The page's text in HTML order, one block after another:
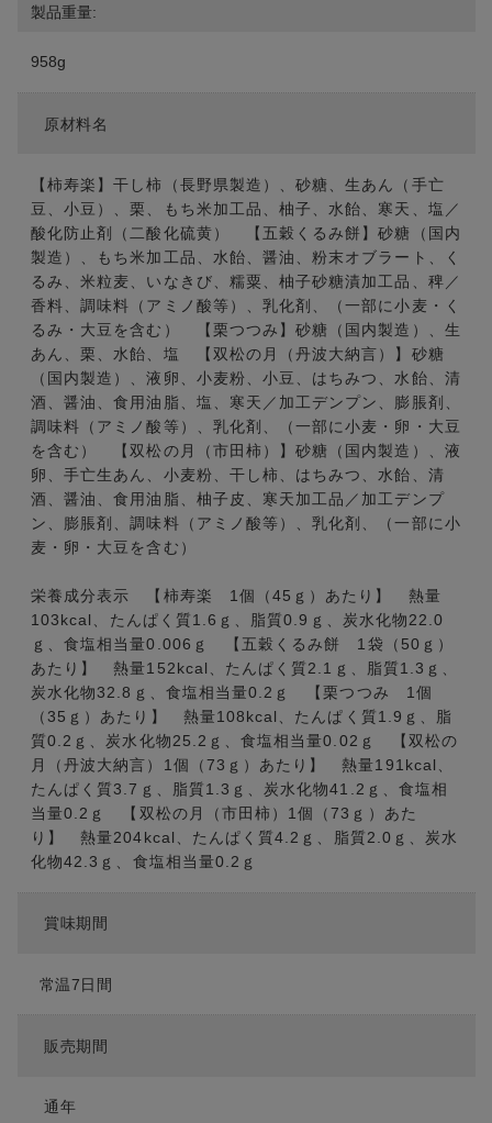
製品重量:
958g
原材料名
【柿寿楽】干し柿（長野県製造）、砂糖、生あん（手亡
豆、小豆）、栗、もち米加工品、柚子、水飴、寒天、塩／
酸化防止剤（二酸化硫黄） 【五穀くるみ餅】砂糖（国内
製造）、もち米加工品、水飴、醤油、粉末オブラート、く
るみ、米粒麦、いなきび、糯粟、柚子砂糖漬加工品、稗／
香料、調味料（アミノ酸等）、乳化剤、（一部に小麦・く
るみ・大豆を含む） 【栗つつみ】砂糖（国内製造）、生
あん、栗、水飴、塩 【双松の月（丹波大納言）】砂糖
（国内製造）、液卵、小麦粉、小豆、はちみつ、水飴、清
酒、醤油、食用油脂、塩、寒天／加工デンプン、膨脹剤、
調味料（アミノ酸等）、乳化剤、（一部に小麦・卵・大豆
を含む） 【双松の月（市田柿）】砂糖（国内製造）、液
卵、手亡生あん、小麦粉、干し柿、はちみつ、水飴、清
酒、醤油、食用油脂、柚子皮、寒天加工品／加工デンプ
ン、膨脹剤、調味料（アミノ酸等）、乳化剤、（一部に小
麦・卵・大豆を含む）
栄養成分表示 【柿寿楽 1個（45ｇ）あたり】 熱量
103kcal、たんぱく質1.6ｇ、脂質0.9ｇ、炭水化物22.0
ｇ、食塩相当量0.006ｇ 【五穀くるみ餅 1袋（50ｇ）
あたり】 熱量152kcal、たんぱく質2.1ｇ、脂質1.3ｇ、
炭水化物32.8ｇ、食塩相当量0.2ｇ 【栗つつみ 1個
（35ｇ）あたり】 熱量108kcal、たんぱく質1.9ｇ、脂
質0.2ｇ、炭水化物25.2ｇ、食塩相当量0.02ｇ 【双松の
月（丹波大納言）1個（73ｇ）あたり】 熱量191kcal、
たんぱく質3.7ｇ、脂質1.3ｇ、炭水化物41.2ｇ、食塩相
当量0.2ｇ 【双松の月（市田柿）1個（73ｇ）あた
り】 熱量204kcal、たんぱく質4.2ｇ、脂質2.0ｇ、炭水
化物42.3ｇ、食塩相当量0.2ｇ
賞味期間
常温7日間
販売期間
通年